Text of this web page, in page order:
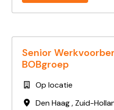
Senior
BOBgroep
Op locatie
Den Haag, Zuid-